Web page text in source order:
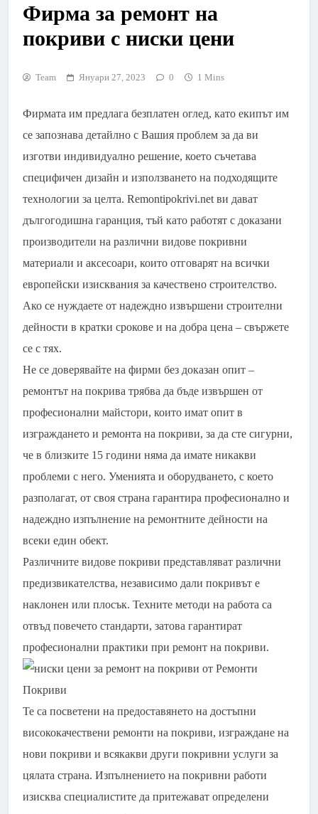
Фирма за ремонт на
покриви с ниски цени
Team Януари 27, 2023 0 1 Mins
Фирмата им предлага безплатен оглед, като екипът им
се запознава детайлно с Вашия проблем за да ви
изготви индивидуално решение, което съчетава
специфичен дизайн и използването на подходящите
технологии за целта. Remontipokrivi.net ви дават
дългогодишна гаранция, тъй като работят с доказани
производители на различни видове покривни
материали и аксесоари, които отговарят на всички
европейски изисквания за качествено строителство.
Ако се нуждаете от надеждно извършени строителни
дейности в кратки срокове и на добра цена – свържете
се с тях.
Не се доверявайте на фирми без доказан опит –
ремонтът на покрива трябва да бъде извършен от
професионални майстори, които имат опит в
изграждането и ремонта на покриви, за да сте сигурни,
че в близките 15 години няма да имате никакви
проблеми с него. Уменията и оборудването, с което
разполагат, от своя страна гарантира професионално и
надеждно изпълнение на ремонтните дейности на
всеки един обект.
Различните видове покриви представляват различни
предизвикателства, независимо дали покривът е
наклонен или плосък. Техните методи на работа са
отвъд повечето стандарти, затова гарантират
професионални практики при ремонт на покриви.
Те са посветени на предоставянето на достъпни
висококачествени ремонти на покриви, изграждане на
нови покриви и всякакви други покривни услуги за
цялата страна. Изпълнението на покривни работи
изисква специалистите да притежават определени